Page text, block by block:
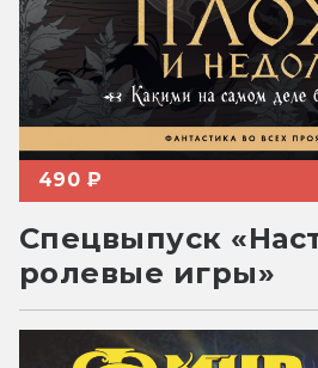
490 ₽
Спецвыпуск
ролевые игры»